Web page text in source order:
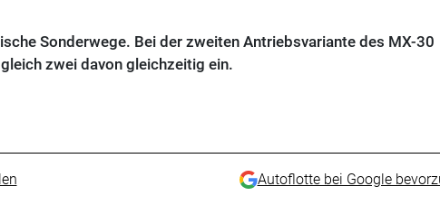
Sonderwege. Bei der zweiten Antriebsvariante des MX-30
zwei davon gleichzeitig ein.
Autoflotte bei Google